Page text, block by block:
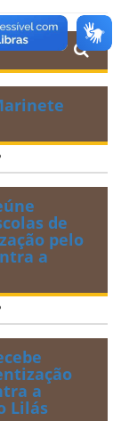
de
pelo
a
a
Lilás